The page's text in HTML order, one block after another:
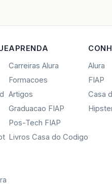
APRENDA
Carreiras Alura
Formacoes
Artigos
Graduacao FIAP
Pos-Tech FIAP
Livros Casa do Codigo
Alura
FIAP
Casa